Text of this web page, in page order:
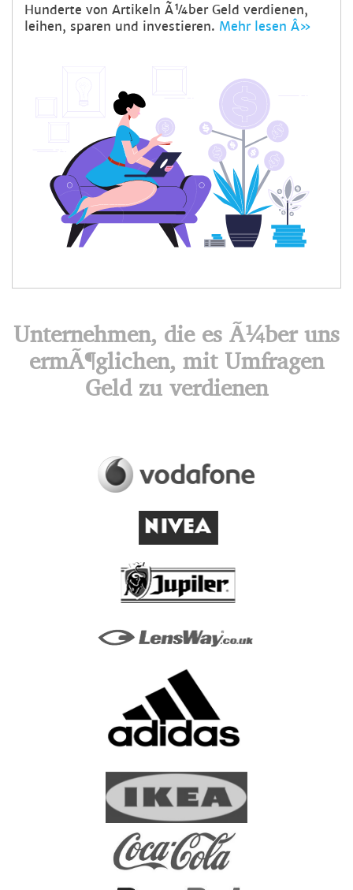
Hunderte von Artikeln Ã¼ber Geld verdienen,
leihen, sparen und investieren. Mehr lesen Â»
Unternehmen, die es Ã¼ber uns
ermÃ¶glichen, mit Umfragen
Geld zu verdienen